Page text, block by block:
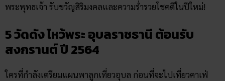
พระพุทธเจ้า รับขวัญสิริมงคลและความร่ำรวยโชคดีในปีใหม่!
5 วัดดัง ไหว้พระ อุบลราชธานี ต้อนรับ
สงกรานต์ ปี 2564
ใครที่กำลังเตรียมแผนพาลูกเที่ยวอุบล ก่อนที่จะไปเที่ยวคาเฟ่